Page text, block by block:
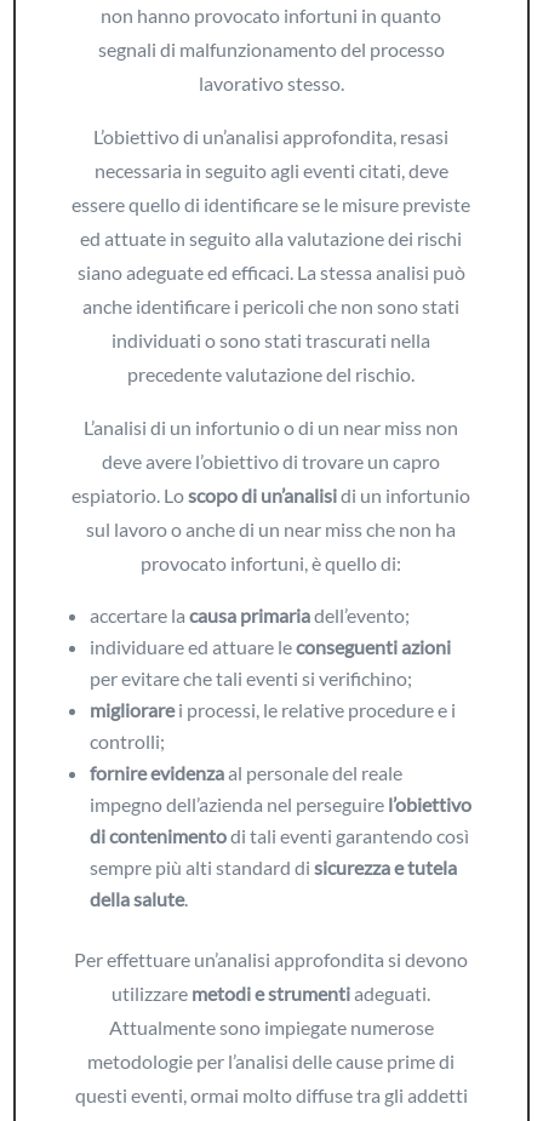
non hanno provocato infortuni in quanto
segnali di malfunzionamento del processo
lavorativo stesso.
L’obiettivo di un’analisi approfondita, resasi
necessaria in seguito agli eventi citati, deve
essere quello di identificare se le misure previste
ed attuate in seguito alla valutazione dei rischi
siano adeguate ed efficaci. La stessa analisi può
anche identificare i pericoli che non sono stati
individuati o sono stati trascurati nella
precedente valutazione del rischio.
L’analisi di un infortunio o di un near miss non
deve avere l’obiettivo di trovare un capro
espiatorio. Loscopo di un’analisidi un infortunio
sul lavoro o anche di un near miss che non ha
provocato infortuni, è quello di:
accertare lacausa primariadell’evento;
individuare ed attuare leconseguenti azioni
per evitare che tali eventi si verifichino;
migliorarei processi, le relative procedure e i
controlli;
fornire evidenzaal personale del reale
impegno dell’azienda nel perseguire l’obiettivo
di contenimentodi tali eventi garantendo così
sempre più alti standard disicurezza e tutela
della salute.
Per effettuare un’analisi approfondita si devono
utilizzare metodi e strumentiadeguati.
Attualmente sono impiegate numerose
metodologie per l’analisi delle cause prime di
questi eventi, ormai molto diffuse tra gli addetti